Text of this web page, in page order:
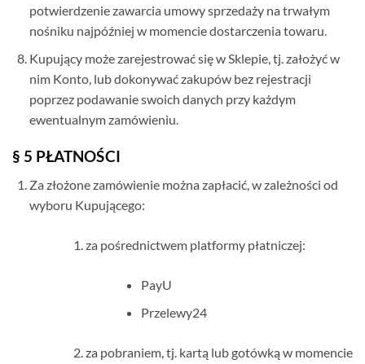
potwierdzenie zawarcia umowy sprzedaży na trwałym
nośniku najpóźniej w momencie dostarczenia towaru.
Kupujący może zarejestrować się w Sklepie, tj. założyć w
nim Konto, lub dokonywać zakupów bez rejestracji
poprzez podawanie swoich danych przy każdym
ewentualnym zamówieniu.
§ 5 PŁATNOŚCI
Za złożone zamówienie można zapłacić, w zależności od
wyboru Kupującego:
za pośrednictwem platformy płatniczej:
PayU
Przelewy24
za pobraniem, tj. kartą lub gotówką w momencie